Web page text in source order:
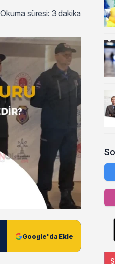
Okuma süresi: 3 dakika
Google'da Ekle